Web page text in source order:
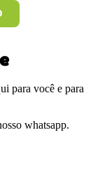
para você e para
whatsapp.